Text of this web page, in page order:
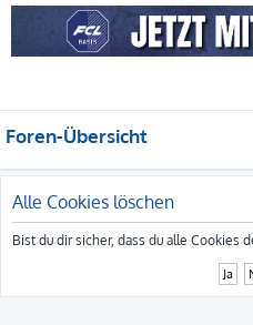
Foren-Übersicht
Alle Cookies löschen
Bist du dir sicher, dass du alle Cookies